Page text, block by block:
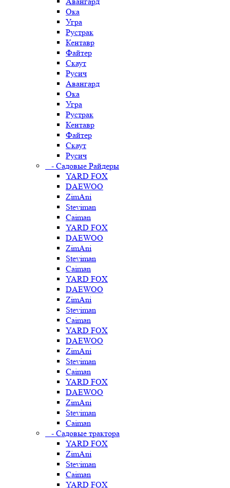
Ока
Угра
Рустрак
Кентавр
Файтер
Скаут
Русич
Авангард
Ока
Угра
Рустрак
Кентавр
Файтер
Скаут
Русич
- Садовые Райдеры
YARD FOX
DAEWOO
ZimAni
Steviman
Caiman
YARD FOX
DAEWOO
ZimAni
Steviman
Caiman
YARD FOX
DAEWOO
ZimAni
Steviman
Caiman
YARD FOX
DAEWOO
ZimAni
Steviman
Caiman
YARD FOX
DAEWOO
ZimAni
Steviman
Caiman
- Садовые трактора
YARD FOX
ZimAni
Steviman
Caiman
YARD FOX